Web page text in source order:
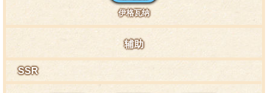
伊格瓦纳
辅助
SSR